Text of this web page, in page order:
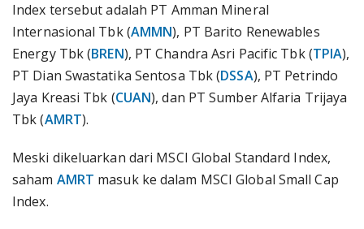
Index tersebut adalah PT Amman Mineral
Internasional Tbk (AMMN), PT Barito Renewables
Energy Tbk (BREN), PT Chandra Asri Pacific Tbk (TPIA),
PT Dian Swastatika Sentosa Tbk (DSSA), PT Petrindo
Jaya Kreasi Tbk (CUAN), dan PT Sumber Alfaria Trijaya
Tbk (AMRT).
Meski dikeluarkan dari MSCI Global Standard Index,
saham AMRT masuk ke dalam MSCI Global Small Cap
Index.